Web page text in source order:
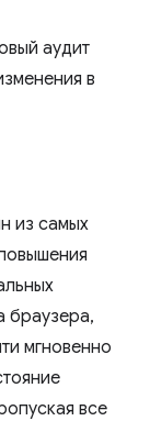
аудит
в
из самых
браузера,
мгновенно
все